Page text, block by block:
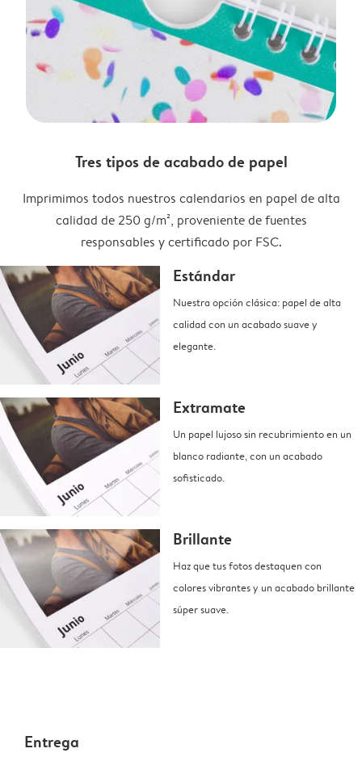
Tres tipos de acabado de papel
Imprimimos todos nuestros calendarios en papel de alta
calidad de 250 g/m², proveniente de fuentes
responsables y certificado por FSC.
Estándar
Nuestra opción clásica: papel de alta
calidad con un acabado suave y
elegante.
Extramate
Un papel lujoso sin recubrimiento en un
blanco radiante, con un acabado
sofisticado.
Brillante
Haz que tus fotos destaquen con
colores vibrantes y un acabado brillante
súper suave.
Entrega